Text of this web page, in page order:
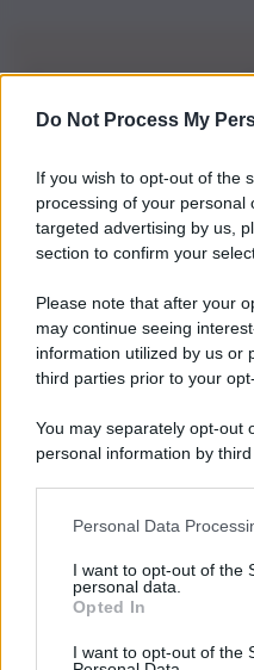
Do Not Process My
If you wish to opt-out of the
processing of your personal
targeted advertising by us,
section to confirm your
Please note that after your
may continue seeing
information utilized by us or
third parties prior to your
You may separately opt-out
personal information by
This information may also
disclose it to other third
Personal Data
I want to opt-out of the
personal data.
Opted In
I want to opt-out of the
Iscriviti alla
Iscriviti alla nostra
novità
© 2026 | Ediservice s.r.l.
01153210875 –
contributi di cui al D.lgs